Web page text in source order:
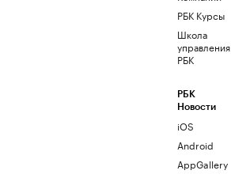
РБК Курсы
Школа
управления
РБК
РБК
Новости
iOS
Android
AppGallery